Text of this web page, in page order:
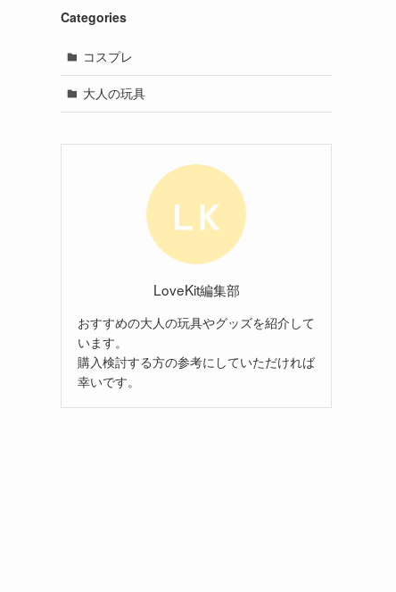
Categories
コスプレ
大人の玩具
LoveKit編集部
おすすめの大人の玩具やグッズを紹介して
います。
購入検討する方の参考にしていただければ
幸いです。